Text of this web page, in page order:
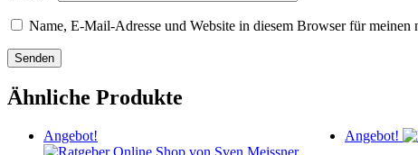
Name, E-Mail-Adresse und Website in diesem Browser für meinen
Ähnliche Produkte
Angebot! Angebot!